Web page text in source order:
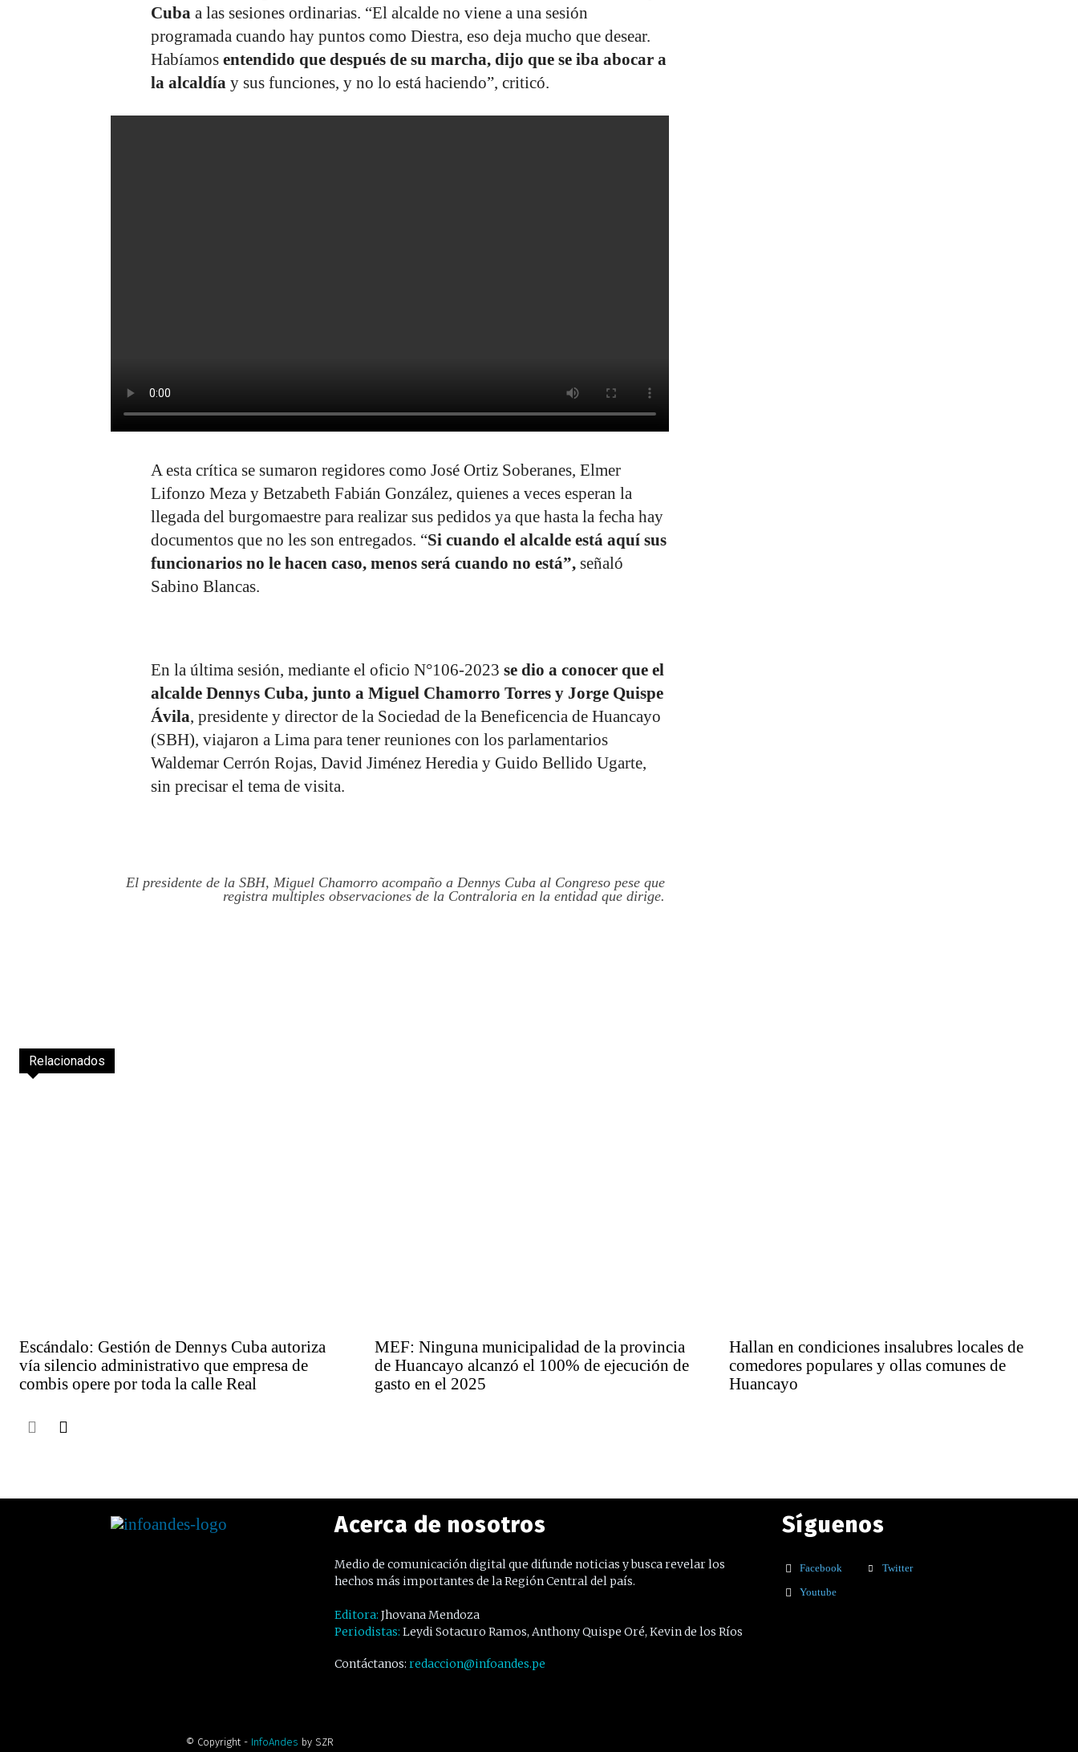
Cuba a las sesiones ordinarias. “El alcalde no viene a una sesión
programada cuando hay puntos como Diestra, eso deja mucho que desear.
Habíamos entendido que después de su marcha, dijo que se iba abocar a
la alcaldía y sus funciones, y no lo está haciendo”, criticó.
A esta crítica se sumaron regidores como José Ortiz Soberanes, Elmer
Lifonzo Meza y Betzabeth Fabián González, quienes a veces esperan la
llegada del burgomaestre para realizar sus pedidos ya que hasta la fecha hay
documentos que no les son entregados. “Si cuando el alcalde está aquí sus
funcionarios no le hacen caso, menos será cuando no está”, señaló
Sabino Blancas.
En la última sesión, mediante el oficio N°106-2023 se dio a conocer que el
alcalde Dennys Cuba, junto a Miguel Chamorro Torres y Jorge Quispe
Ávila, presidente y director de la Sociedad de la Beneficencia de Huancayo
(SBH), viajaron a Lima para tener reuniones con los parlamentarios
Waldemar Cerrón Rojas, David Jiménez Heredia y Guido Bellido Ugarte,
sin precisar el tema de visita.
El presidente de la SBH, Miguel Chamorro acompaño a Dennys Cuba al Congreso pese que
registra multiples observaciones de la Contraloria en la entidad que dirige.
Relacionados
Escándalo: Gestión de Dennys Cuba autoriza
vía silencio administrativo que empresa de
combis opere por toda la calle Real
MEF: Ninguna municipalidad de la provincia
de Huancayo alcanzó el 100% de ejecución de
gasto en el 2025
Hallan en condiciones insalubres locales de
comedores populares y ollas comunes de
Huancayo
Acerca de nosotros
Medio de comunicación digital que difunde noticias y busca revelar los
hechos más importantes de la Región Central del país.
Editora: Jhovana Mendoza
Periodistas: Leydi Sotacuro Ramos, Anthony Quispe Oré, Kevin de los Ríos
Contáctanos: redaccion@infoandes.pe
Síguenos
Facebook
Twitter
Youtube
© Copyright - InfoAndes by SZR